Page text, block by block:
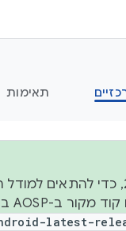
תאימות
החל משנת 2026, כדי
latest-